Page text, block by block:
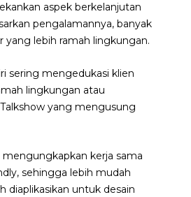
aspek berkelanjutan
pengalamannya, banyak
lebih ramah lingkungan.
sering mengedukasi klien
lingkungan atau
yang mengusung
mengungkapkan kerja sama
sehingga lebih mudah
diaplikasikan untuk desain